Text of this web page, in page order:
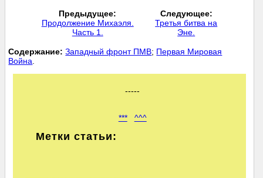
Предыдущее:
Продолжение Михаэля.
Часть 1.
Следующее:
Третья битва на
Эне.
Cодержание: Западный фронт ПМВ; Первая Мировая
Война
-----
*** ^^^
Метки статьи: